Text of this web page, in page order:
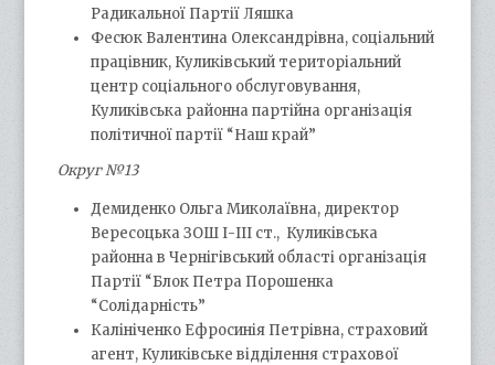
Радикальної Партії Ляшка
Фесюк Валентина Олександрівна, соціальний
працівник, Куликівський територіальний
центр соціального обслуговування,
Куликівська районна партійна організація
політичної партії “Наш край”
Округ №13
Демиденко Ольга Миколаївна, директор
Вересоцька ЗОШ І-ІІІ ст., Куликівська
районна в Чернігівський області організація
Партії “Блок Петра Порошенка
“Солідарність”
Калініченко Ефросинія Петрівна, страховий
агент, Куликівське відділення страхової